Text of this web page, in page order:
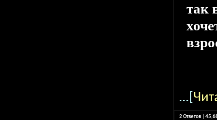
так
...[
2 Ответов |